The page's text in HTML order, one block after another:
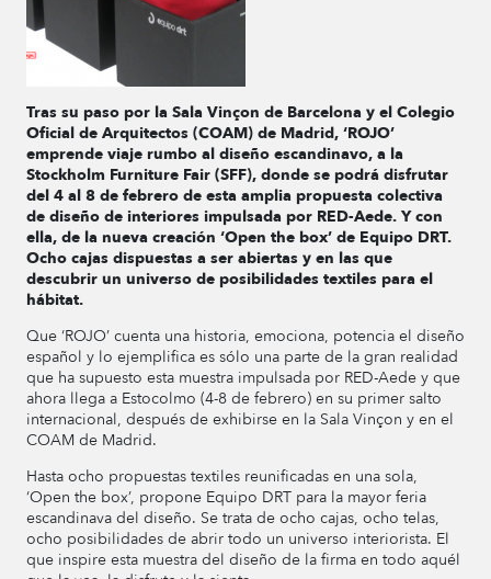
Tras su paso por la Sala Vinçon de Barcelona y el Colegio
Oficial de Arquitectos (COAM) de Madrid, ‘ROJO’
emprende viaje rumbo al diseño escandinavo, a la
Stockholm Furniture Fair (SFF), donde se podrá disfrutar
del 4 al 8 de febrero de esta amplia propuesta colectiva
de diseño de interiores impulsada por RED-Aede. Y con
ella, de la nueva creación ‘Open the box’ de Equipo DRT.
Ocho cajas dispuestas a ser abiertas y en las que
descubrir un universo de posibilidades textiles para el
hábitat.
Que ‘ROJO’ cuenta una historia, emociona, potencia el diseño
español y lo ejemplifica es sólo una parte de la gran realidad
que ha supuesto esta muestra impulsada por RED-Aede y que
ahora llega a Estocolmo (4-8 de febrero) en su primer salto
internacional, después de exhibirse en la Sala Vinçon y en el
COAM de Madrid.
Hasta ocho propuestas textiles reunificadas en una sola,
‘Open the box’, propone Equipo DRT para la mayor feria
escandinava del diseño. Se trata de ocho cajas, ocho telas,
ocho posibilidades de abrir todo un universo interiorista. El
que inspire esta muestra del diseño de la firma en todo aquél